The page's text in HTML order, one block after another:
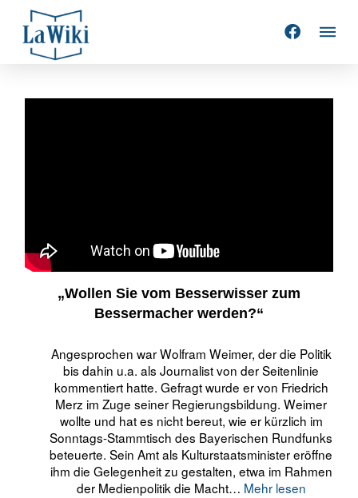
„Wollen Sie vom Besserwisser zum
Bessermacher werden?“
Angesprochen war Wolfram Weimer, der die Politik
bis dahin u.a. als Journalist von der Seitenlinie
kommentiert hatte. Gefragt wurde er von Friedrich
Merz im Zuge seiner Regierungsbildung. Weimer
wollte und hat es nicht bereut, wie er kürzlich im
Sonntags-Stammtisch des Bayerischen Rundfunks
beteuerte. Sein Amt als Kulturstaatsminister eröffne
ihm die Gelegenheit zu gestalten, etwa im Rahmen
der Medienpolitik die Macht… Mehr lesen